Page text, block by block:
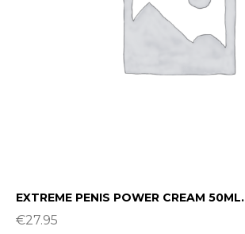
EXTREME PENIS POWER CREAM 50ML.
€27.95